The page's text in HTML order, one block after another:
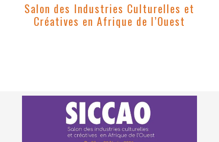
Salon des Industries Culturelles et
Créatives en Afrique de l’Ouest